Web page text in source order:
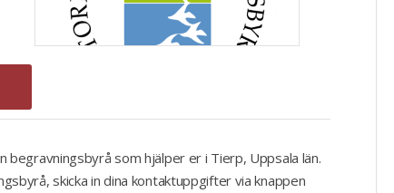
begravningsbyrå som hjälper er i Tierp, Uppsala län.
skicka in dina kontaktuppgifter via knappen